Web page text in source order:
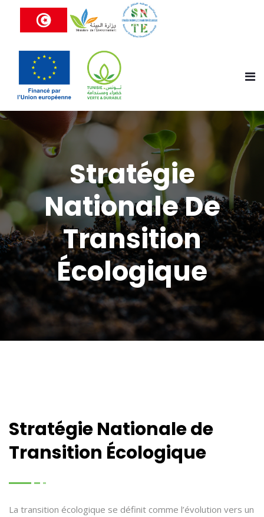
Stratégie
Nationale De
Transition
Écologique
Stratégie Nationale de
Transition Écologique
La transition écologique se définit comme l’évolution vers un